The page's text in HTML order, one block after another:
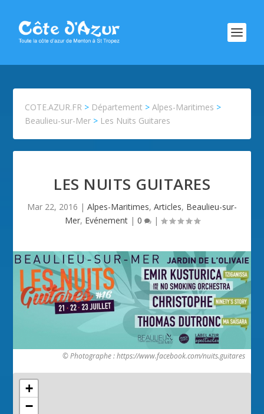
COTE.AZUR.FR > Département >Alpes-Maritimes >
Beaulieu-sur-Mer > Les Nuits Guitares
LES NUITS GUITARES
Mar 22, 2016 | Alpes-Maritimes, Articles, Beaulieu-sur-
Mer, Evénement| 0 |
© Photographe : https://www.facebook.com/nuits.guitares
+
−